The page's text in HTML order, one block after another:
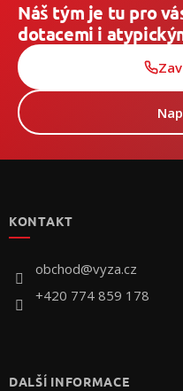
Náš tým je tu pro
dotacemi i
KONTAKT
obchod@vyza.cz
+420 774 859 178
DALŠÍ INFORMACE